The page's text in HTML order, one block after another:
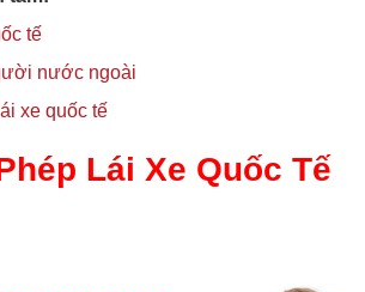
tế
nước ngoài
xe quốc tế
Lái Xe Quốc Tế